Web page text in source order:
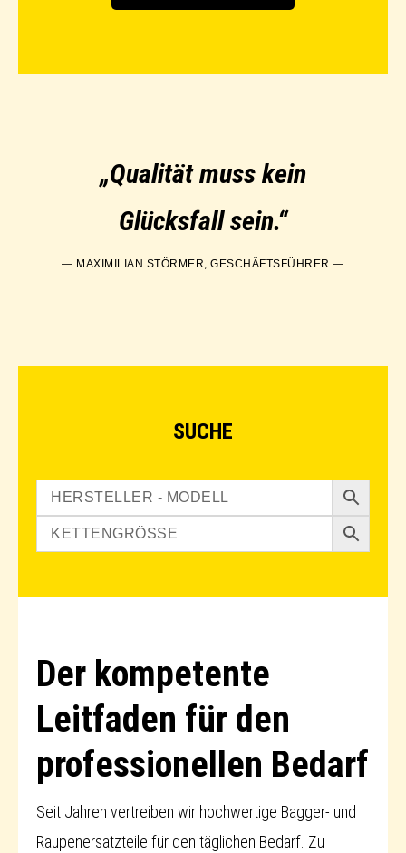
„Qualität muss kein
Glücksfall sein.“
— MAXIMILIAN STÖRMER, GESCHÄFTSFÜHRER —
SUCHE
Der kompetente
Leitfaden für den
professionellen Bedarf
Seit Jahren vertreiben wir hochwertige Bagger- und
Raupenersatzteile für den täglichen Bedarf. Zu